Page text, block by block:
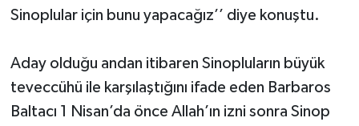
Sinoplular için bunu yapacağız’’ diye konuştu.
Aday olduğu andan itibaren Sinopluların büyük
teveccühü ile karşılaştığını ifade eden Barbaros
Baltacı 1 Nisan’da önce Allah’ın izni sonra Sinop